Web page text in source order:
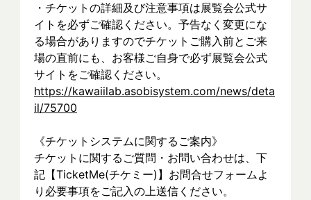
・チケットの詳細及び注意事項は展覧会公式サ
イトを必ずご確認ください。予告なく変更にな
る場合がありますのでチケットご購入前とご来
場の直前にも、お客様ご自身で必ず展覧会公式
サイトをご確認ください。
https://kawaiilab.asobisystem.com/news/deta
il/75700
《チケットシステムに関するご案内》
チケットに関するご質問・お問い合わせは、下
記【TicketMe(チケミー)】お問合せフォームよ
り必要事項をご記入の上送信ください。